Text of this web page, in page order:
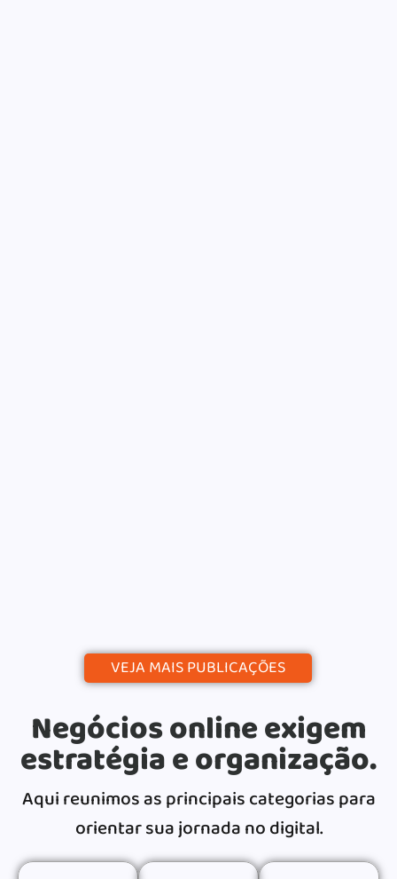
VEJA MAIS PUBLICAÇÕES
Negócios online exigem
estratégia e organização.
Aqui reunimos as principais categorias para
orientar sua jornada no digital.